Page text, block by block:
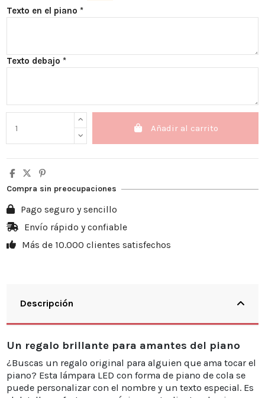
Texto en el piano *
Texto debajo *
Añadir al carrito
Compra sin preocupaciones
Pago seguro y sencillo
Envío rápido y confiable
Más de 10.000 clientes satisfechos
Descripción
Un regalo brillante para amantes del piano
¿Buscas un regalo original para alguien que ama tocar el
piano? Esta lámpara LED con forma de piano de cola se
puede personalizar con el nombre y un texto especial. Es